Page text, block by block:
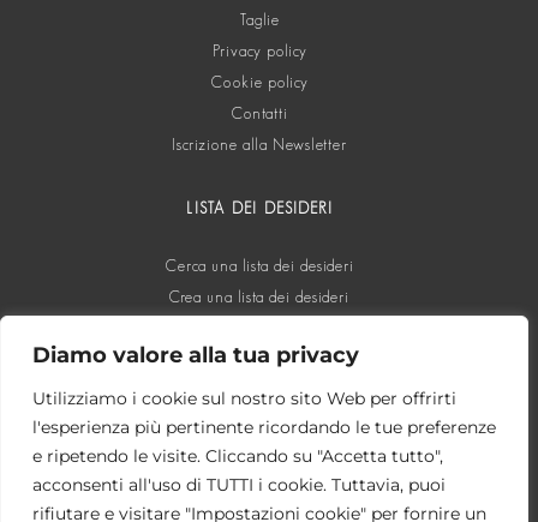
Diamo valore alla tua privacy
Utilizziamo i cookie sul nostro sito Web per offrirti
l'esperienza più pertinente ricordando le tue preferenze
e ripetendo le visite. Cliccando su "Accetta tutto",
acconsenti all'uso di TUTTI i cookie. Tuttavia, puoi
rifiutare e visitare "Impostazioni cookie" per fornire un
Taglie
Privacy policy
Cookie policy
Contatti
Iscrizione alla Newsletter
LISTA DEI DESIDERI
Cerca una lista dei desideri
Crea una lista dei desideri
SOCIAL